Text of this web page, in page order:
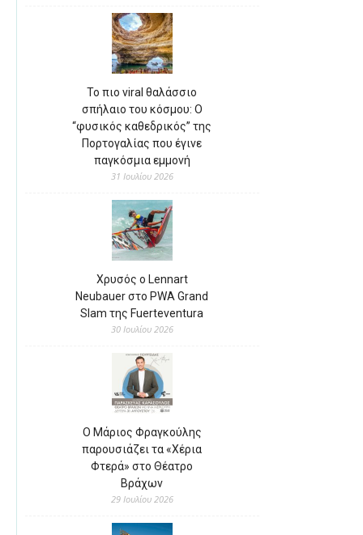
Το πιο viral θαλάσσιο
σπήλαιο του κόσμου: Ο
“φυσικός καθεδρικός” της
Πορτογαλίας που έγινε
παγκόσμια εμμονή
31 Ιουλίου 2026
Χρυσός ο Lennart
Neubauer στο PWA Grand
Slam της Fuerteventura
30 Ιουλίου 2026
Ο Μάριος Φραγκούλης
παρουσιάζει τα «Χέρια
Φτερά» στο Θέατρο
Βράχων
29 Ιουλίου 2026